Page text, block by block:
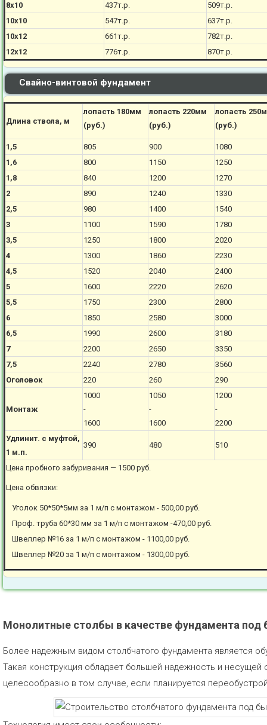
8х10
437т.р. 509т.р.
10х10
547т.р. 637т.р.
10х12
661т.р. 782т.р.
12х12
776т.р. 870т.р.
Свайно-винтовой фундамент
Длина ствола, м
лопасть 180мм
(руб.)
лопасть 220мм
(руб.)
лопасть
(руб.)
1,5 805 900
1080
1,6
800 1150
1250
1,8
840 1200
1270
2
890 1240
1330
2,5
980 1400
1540
3
1100 1590
1780
3,5
1250 1800
2020
4
1300 1860
2230
4,5
1520 2040
2400
5
1600 2220
2620
5,5
1750 2300
2800
6
1850 2580
3000
6,5
1990 2600
3180
7
2200 2650
3350
7,5
2240 2780
3560
Оголовок
220 260 290
Монтаж
1000
-
1600
1050
-
1600
1200
-
2200
Удлинит. с муфтой,
1 м.п.
390 480 510
Цена пробного забуривания — 1500 руб.
Цена обвязки:
Уголок 50*50*5мм за 1 м/п с монтажом - 500,00 руб.
Проф. труба 60*30 мм за 1 м/п с монтажом -470,00 руб.
Швеллер №16 за 1 м/п с монтажом - 1100,00 руб.
Швеллер №20 за 1 м/п с монтажом - 1300,00 руб.
Монолитные столбы в качестве фундамента под
Более надежным видом столбчатого фундамента является
Такая конструкция обладает большей надежность и
целесообразно в том случае, если планируется